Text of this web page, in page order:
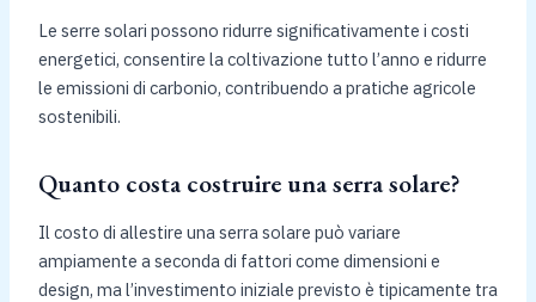
Le serre solari possono ridurre significativamente i costi
energetici, consentire la coltivazione tutto l’anno e ridurre
le emissioni di carbonio, contribuendo a pratiche agricole
sostenibili.
Quanto costa costruire una serra solare?
Il costo di allestire una serra solare può variare
ampiamente a seconda di fattori come dimensioni e
design, ma l’investimento iniziale previsto è tipicamente tra